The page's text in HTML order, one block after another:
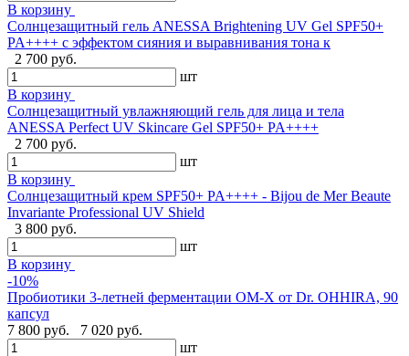
В корзину
Солнцезащитный гель ANESSA Brightening UV Gel SPF50+
PA++++ с эффектом сияния и выравнивания тона к
2 700 руб.
шт
В корзину
Солнцезащитный увлажняющий гель для лица и тела
ANESSA Perfect UV Skincare Gel SPF50+ PA++++
2 700 руб.
шт
В корзину
Cолнцезащитный крем SPF50+ PA++++ - Bijou de Mer Beaute
Invariante Professional UV Shield
3 800 руб.
шт
В корзину
-10%
Пробиотики 3-летней ферментации OM-X от Dr. OHHIRA, 90
капсул
7 800 руб.
7 020 руб.
шт